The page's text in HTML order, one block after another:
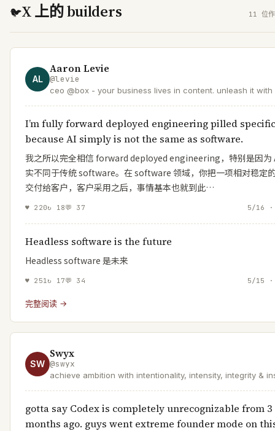
🐦X 上的 builders 11 位
AL
Aaron Levie
@levie
ceo @box - your business lives in content. unleash it with
I’m fully forward deployed engineering pilled
because AI simply is not the same as software.
我之所以完全相信 forward deployed engineering，特别是因为
实不同于传统 software。在 software 领域，你把一项相对稳定
交付给客户，客户采用之后，事情基本也就到此…
♥ 220↻ 18💬 37 5/16
Headless software is the future
Headless software 是未来
♥ 251↻ 17💬 34 5/15
完整阅读 →
SW
Swyx
@swyx
achieve ambition with intentionality, intensity, integrity &
gotta say Codex is completely unrecognizable from 3
months ago. guys went extreme founder mode on